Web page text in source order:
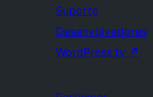
Suporte
Desenvolvedores
WordPress.tv ↗